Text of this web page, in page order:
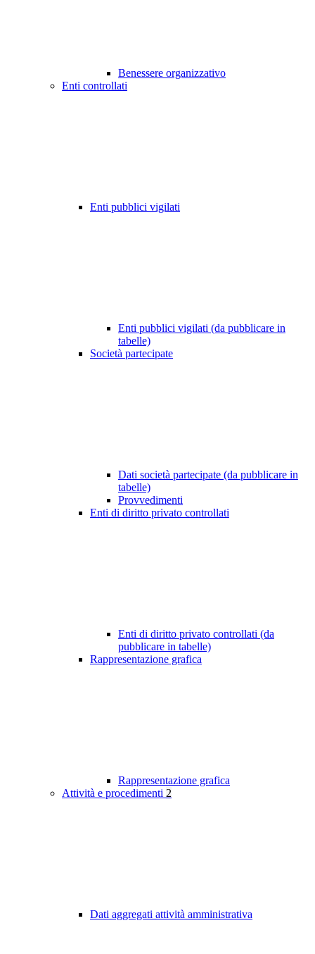
Benessere organizzativo
Enti controllati
Enti pubblici vigilati
Enti pubblici vigilati (da pubblicare in
tabelle)
Società partecipate
Dati società partecipate (da pubblicare in
tabelle)
Provvedimenti
Enti di diritto privato controllati
Enti di diritto privato controllati (da
pubblicare in tabelle)
Rappresentazione grafica
Rappresentazione grafica
Attività e procedimenti 2
Dati aggregati attività amministrativa